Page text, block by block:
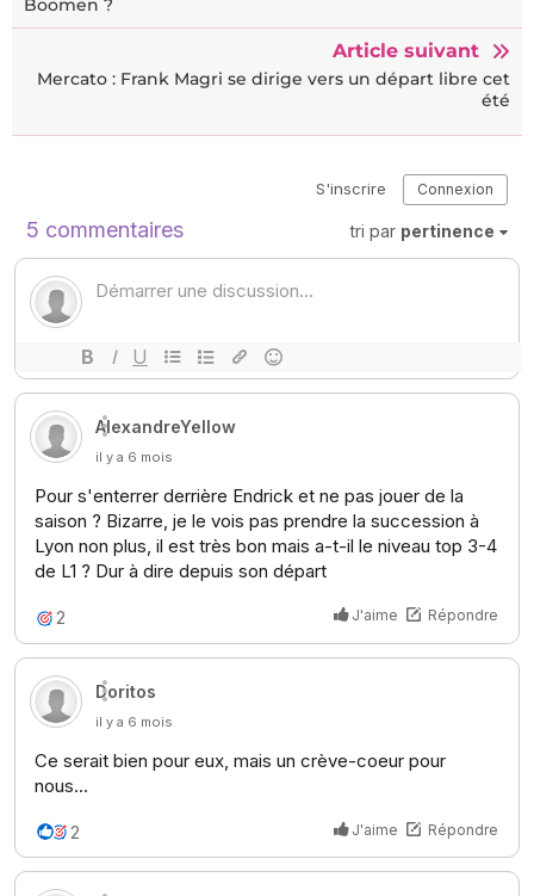
Article suivant
Mercato : Frank Magri se dirige vers un départ libre cet
été